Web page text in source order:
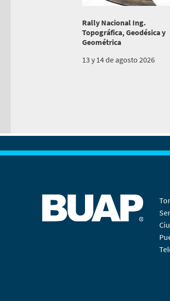
Rally Nacional Ing.
Topográfica, Geodésica y
Geométrica
13 y 14 de agosto 2026